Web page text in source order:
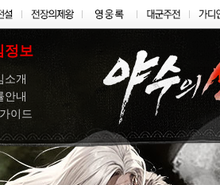
정보
소개
안내
이드